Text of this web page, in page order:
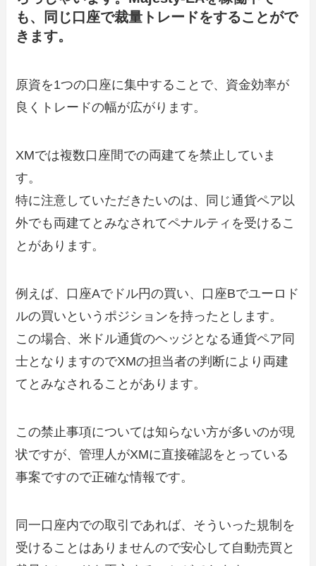
も、同じ口座で裁量トレードをすることがで
きます。
原資を1つの口座に集中することで、資金効率が
良くトレードの幅が広がります。
XMでは複数口座間での両建てを禁止していま
す。
特に注意していただきたいのは、同じ通貨ペア以
外でも両建てとみなされてペナルティを受けるこ
とがあります。
例えば、口座Aでドル円の買い、口座Bでユーロド
ルの買いというポジションを持ったとします。
この場合、米ドル通貨のヘッジとなる通貨ペア同
士となりますのでXMの担当者の判断により両建
てとみなされることがあります。
この禁止事項については知らない方が多いのが現
状ですが、管理人がXMに直接確認をとっている
事案ですので正確な情報です。
同一口座内での取引であれば、そういった規制を
受けることはありませんので安心して自動売買と